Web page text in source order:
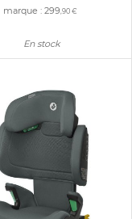
marque : 299 ,90 €
En stock